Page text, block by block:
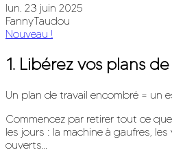
lun. 23 juin 2025
FannyTaudou
Nouveau !
1. Libérez vos plans
Un plan de travail encombré = un
Commencez par retirer tout ce
les jours : la machine à gaufres,
ouverts…